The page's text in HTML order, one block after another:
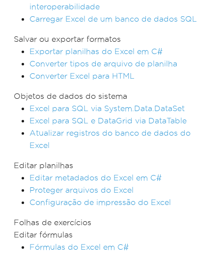
interoperabilidade
Carregar Excel de um banco de dados SQL
Salvar ou exportar formatos
Exportar planilhas do Excel em C#
Converter tipos de arquivo de planilha
Converter Excel para HTML
Objetos de dados do sistema
Excel para SQL via System.Data.DataSet
Excel para SQL e DataGrid via DataTable
Atualizar registros do banco de dados do
Excel
Editar planilhas
Editar metadados do Excel em C#
Proteger arquivos do Excel
Configuração de impressão do Excel
Folhas de exercícios
Editar fórmulas
Fórmulas do Excel em C#